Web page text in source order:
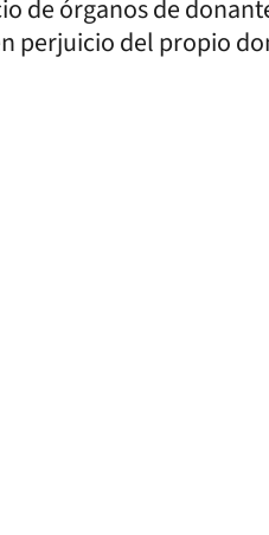
de órganos de
perjuicio del propio